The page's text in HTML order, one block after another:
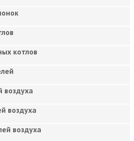
котлов
воздуха
воздуха
воздуха